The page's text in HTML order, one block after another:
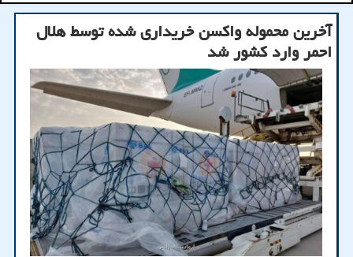
آخرین محموله واکسن خریداری شده توسط هلال
احمر وارد کشور شد